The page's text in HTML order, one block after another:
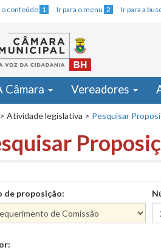
o conteúdo 1 Ir para o menu 2 Ir para a
Câmara Vereadores
> Atividade legislativa > Pesquisar
de proposição: